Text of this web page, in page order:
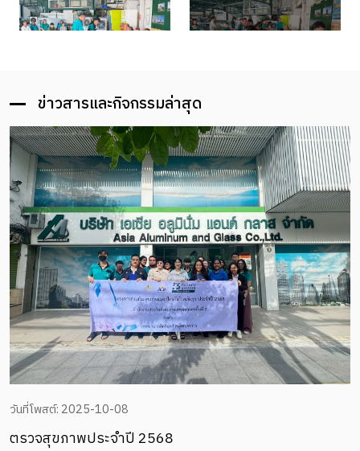
ข่าวสารและกิจกรรมล่าสุด
วันที่โพสต์: 2025-10-08
ตรวจสุขภาพประจำปี 2568